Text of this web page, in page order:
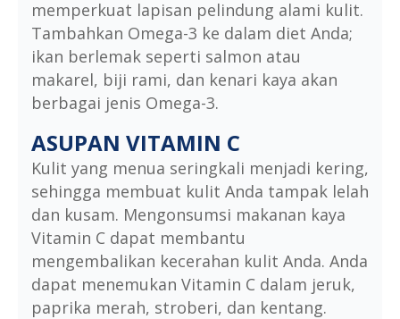
memperkuat lapisan pelindung alami kulit.
Tambahkan Omega-3 ke dalam diet Anda;
ikan berlemak seperti salmon atau
makarel, biji rami, dan kenari kaya akan
berbagai jenis Omega-3.
ASUPAN VITAMIN C
Kulit yang menua seringkali menjadi kering,
sehingga membuat kulit Anda tampak lelah
dan kusam. Mengonsumsi makanan kaya
Vitamin C dapat membantu
mengembalikan kecerahan kulit Anda. Anda
dapat menemukan Vitamin C dalam jeruk,
paprika merah, stroberi, dan kentang.